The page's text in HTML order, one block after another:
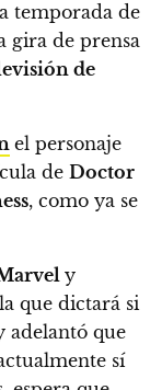
temporada de
gira de prensa
de
el personaje
de Doctor
, como ya se
y
que dictará si
adelantó que
sí